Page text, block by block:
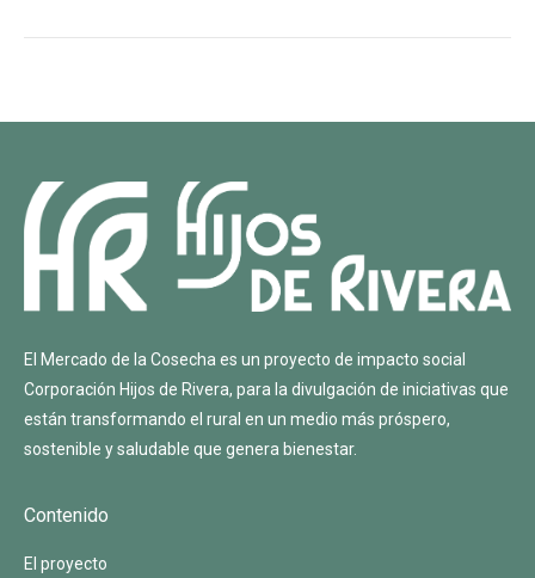
El Mercado de la Cosecha es un proyecto de impacto social
Corporación Hijos de Rivera, para la divulgación de iniciativas que
están transformando el rural en un medio más próspero,
sostenible y saludable que genera bienestar.
Contenido
El proyecto